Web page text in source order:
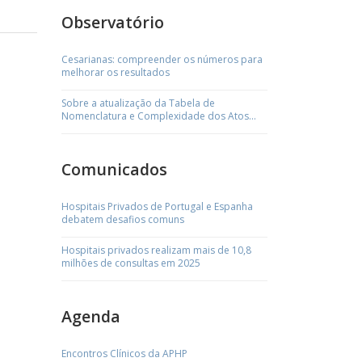
Observatório
Cesarianas: compreender os números para
melhorar os resultados
Sobre a atualização da Tabela de
Nomenclatura e Complexidade dos Atos
Comunicados
Hospitais Privados de Portugal e Espanha
debatem desafios comuns
Hospitais privados realizam mais de 10,8
milhões de consultas em 2025
Agenda
Encontros Clínicos da APHP